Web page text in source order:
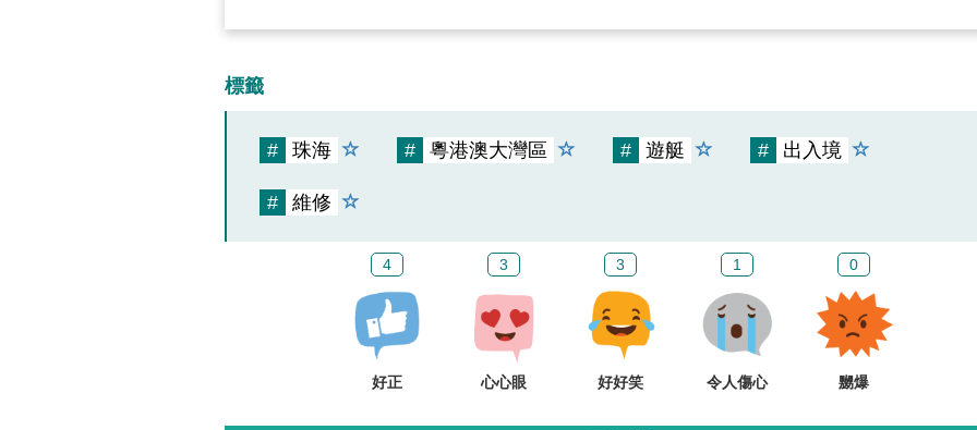
標籤
# 珠海 # 粵港澳大灣區 # 遊艇 # 出入境
# 維修
4
好正
3
心心眼
3
好好笑
1
令人傷心
0
嬲爆